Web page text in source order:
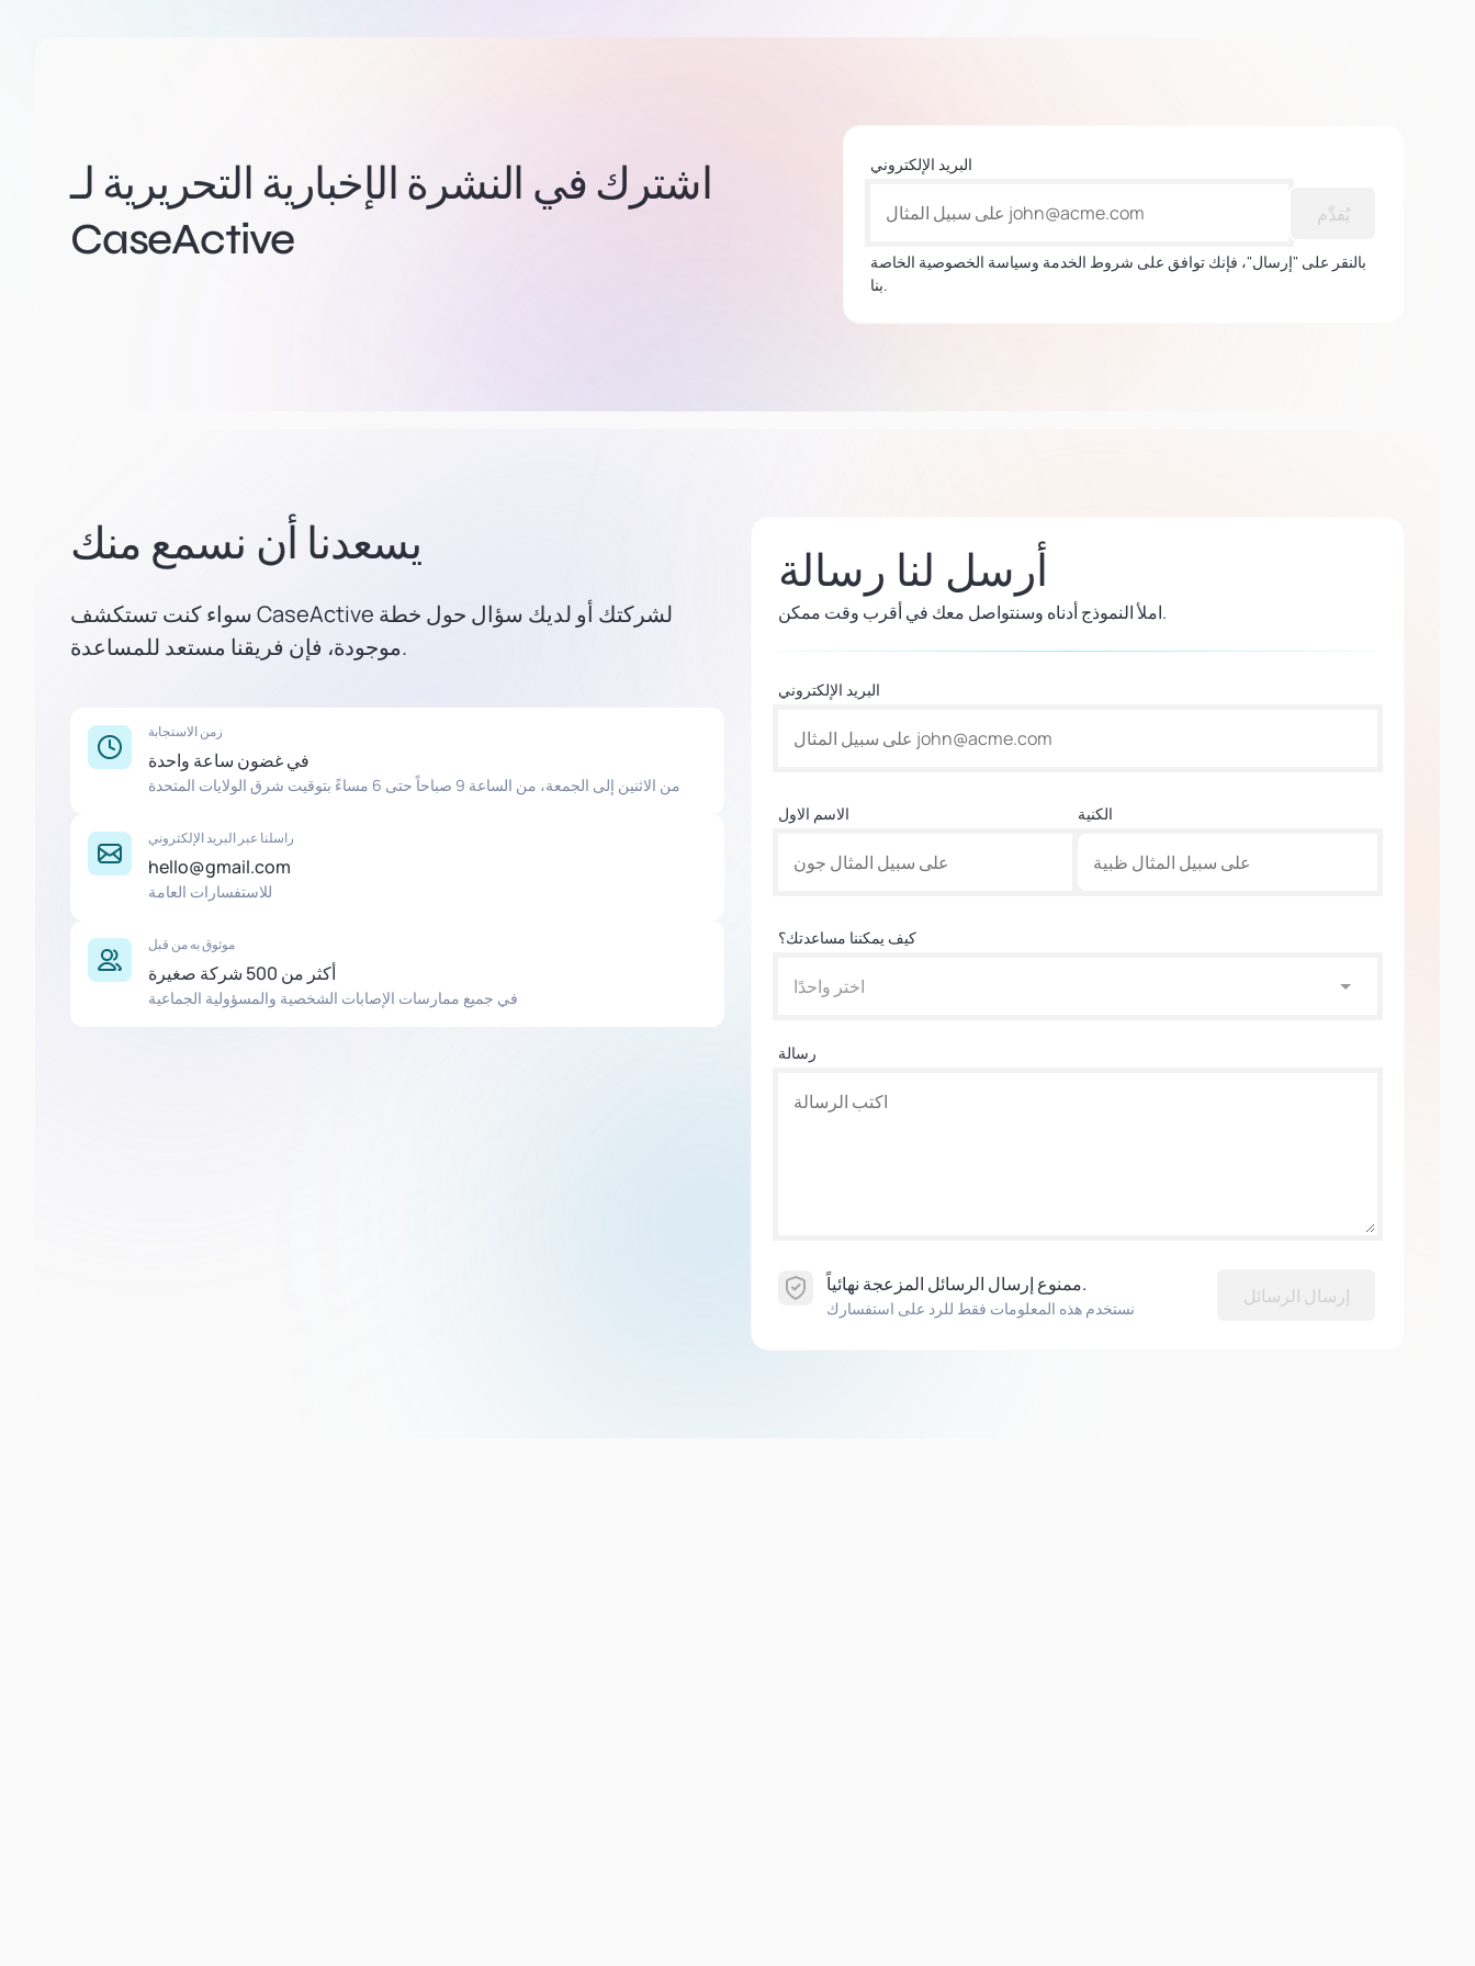
اشترك في النشرة الإخبارية التحريرية لـ
CaseActive
البريد الإلكتروني
يُقدِّم
بالنقر على "إرسال"، فإنك توافق على شروط الخدمة وسياسة الخصوصية الخاصة
بنا.
يسعدنا أن نسمع منك
سواء كنت تستكشف CaseActive لشركتك أو لديك سؤال حول خطة
موجودة، فإن فريقنا مستعد للمساعدة.
زمن الاستجابة
في غضون ساعة واحدة
من الاثنين إلى الجمعة، من الساعة 9 صباحاً حتى 6 مساءً بتوقيت شرق الولايات المتحدة
راسلنا عبر البريد الإلكتروني
hello@gmail.com
للاستفسارات العامة
موثوق به من قبل
أكثر من 500 شركة صغيرة
في جميع ممارسات الإصابات الشخصية والمسؤولية الجماعية
أرسل لنا رسالة
املأ النموذج أدناه وسنتواصل معك في أقرب وقت ممكن.
البريد الإلكتروني
الاسم الاول الكنية
كيف يمكننا مساعدتك؟
اختر واحدًا
رسالة
ممنوع إرسال الرسائل المزعجة نهائياً.
نستخدم هذه المعلومات فقط للرد على استفسارك
إرسال الرسائل